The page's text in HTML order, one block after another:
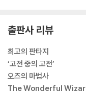
출판사 리뷰
최고의 판타지
‘고전 중의 고전’
오즈의 마법사
The Wonderful